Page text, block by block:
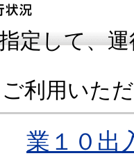
定して、
利用いた
業１０